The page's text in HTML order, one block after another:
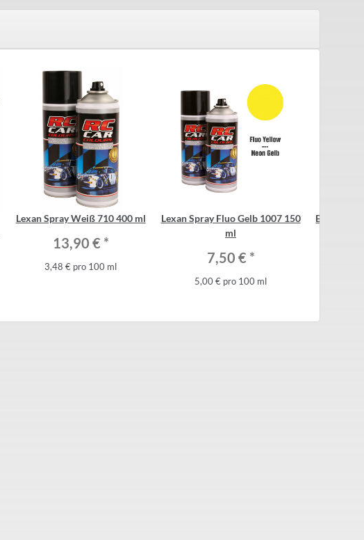
Lexan Spray Weiß 710 400 ml
13,90 € *
3,48 € pro 100 ml
Lexan Spray Fluo Gelb 1007 150
ml
7,50 € *
5,00 € pro 100 ml
BLITZ